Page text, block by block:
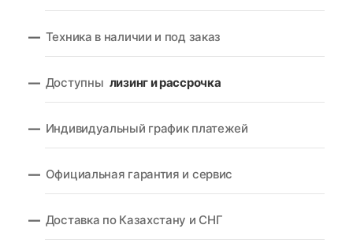
Техника в наличии и под заказ
Доступны лизинг и рассрочка
Индивидуальный график платежей
Официальная гарантия и сервис
Доставка по Казахстану и СНГ